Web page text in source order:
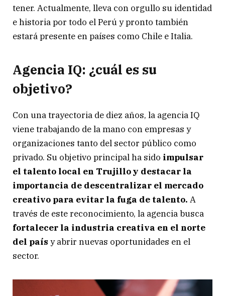
tener. Actualmente, lleva con orgullo su identidad
e historia por todo el Perú y pronto también
estará presente en países como Chile e Italia.
Agencia IQ: ¿cuál es su
objetivo?
Con una trayectoria de diez años, la agencia IQ
viene trabajando de la mano con empresas y
organizaciones tanto del sector público como
privado. Su objetivo principal ha sido impulsar
el talento local en Trujillo y destacar la
importancia de descentralizar el mercado
creativo para evitar la fuga de talento. A
través de este reconocimiento, la agencia busca
fortalecer la industria creativa en el norte
del país y abrir nuevas oportunidades en el
sector.